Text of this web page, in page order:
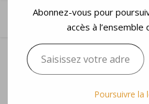
Abonnez-vous pour
accès à l’ensemble
Saisissez votre adresse e-
Poursuivre la